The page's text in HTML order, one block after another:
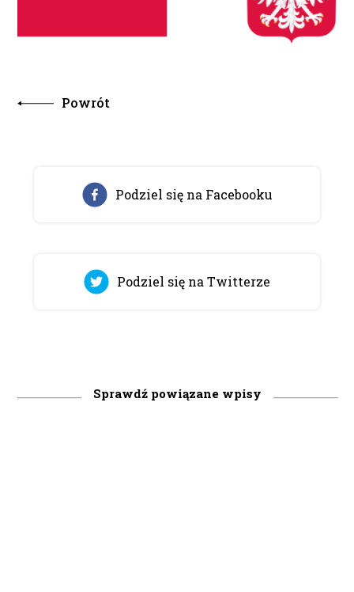
Powrót
Podziel się na Facebooku
Podziel się na Twitterze
Sprawdź powiązane wpisy